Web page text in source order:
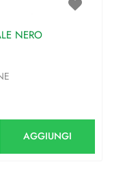
NERO
AGGIUNGI